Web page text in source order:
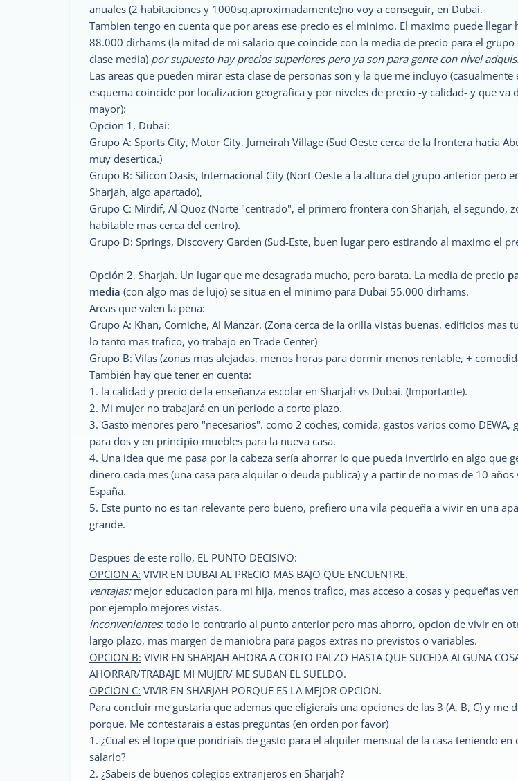
anuales (2 habitaciones y 1000sq.aproximadamente)no voy a conseguir, en Dubai.
Tambien tengo en cuenta que por areas ese precio es el minimo. El maximo puede llegar
88.000 dirhams (la mitad de mi salario que coincide con la media de precio para el grupo
clase media) por supuesto hay precios superiores pero ya son para gente con nivel
Las areas que pueden mirar esta clase de personas son y la que me incluyo (casualmente
esquema coincide por localizacion geografica y por niveles de precio -y calidad- y que va
mayor):
Opcion 1, Dubai:
Grupo A: Sports City, Motor City, Jumeirah Village (Sud Oeste cerca de la frontera hacia
muy desertica.)
Grupo B: Silicon Oasis, Internacional City (Nort-Oeste a la altura del grupo anterior pero
Sharjah, algo apartado),
Grupo C: Mirdif, Al Quoz (Norte "centrado", el primero frontera con Sharjah, el segundo,
habitable mas cerca del centro).
Grupo D: Springs, Discovery Garden (Sud-Este, buen lugar pero estirando al maximo el
Opción 2, Sharjah. Un lugar que me desagrada mucho, pero barata. La media de precio
media (con algo mas de lujo) se situa en el minimo para Dubai 55.000 dirhams.
Areas que valen la pena:
Grupo A: Khan, Corniche, Al Manzar. (Zona cerca de la orilla vistas buenas, edificios mas
lo tanto mas trafico, yo trabajo en Trade Center)
Grupo B: Vilas (zonas mas alejadas, menos horas para dormir menos rentable, +
También hay que tener en cuenta:
1. la calidad y precio de la enseñanza escolar en Sharjah vs Dubai. (Importante).
2. Mi mujer no trabajará en un periodo a corto plazo.
3. Gasto menores pero "necesarios". como 2 coches, comida, gastos varios como DEWA,
para dos y en principio muebles para la nueva casa.
4. Una idea que me pasa por la cabeza sería ahorrar lo que pueda invertirlo en algo que
dinero cada mes (una casa para alquilar o deuda publica) y a partir de no mas de 10 años
España.
5. Este punto no es tan relevante pero bueno, prefiero una vila pequeña a vivir en una
grande.
Despues de este rollo, EL PUNTO DECISIVO:
OPCION A: VIVIR EN DUBAI AL PRECIO MAS BAJO QUE ENCUENTRE.
ventajas:mejor educacion para mi hija, menos trafico, mas acceso a cosas y pequeñas
por ejemplo mejores vistas.
inconvenientes: todo lo contrario al punto anterior pero mas ahorro, opcion de vivir en
largo plazo, mas margen de maniobra para pagos extras no previstos o variables.
OPCION B: VIVIR EN SHARJAH AHORA A CORTO PALZO HASTA QUE SUCEDA ALGUNA
AHORRAR/TRABAJE MI MUJER/ ME SUBAN EL SUELDO.
OPCION C: VIVIR EN SHARJAH PORQUE ES LA MEJOR OPCION.
Para concluir me gustaria que ademas que eligierais una opciones de las 3 (A, B, C) y me
porque. Me contestarais a estas preguntas (en orden por favor)
1. ¿Cual es el tope que pondriais de gasto para el alquiler mensual de la casa teniendo en
salario?
2. ¿Sabeis de buenos colegios extranjeros en Sharjah?